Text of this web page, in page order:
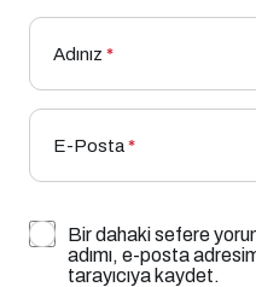
Adınız *
E-Posta*
Bir dahaki sefere
adımı, e-posta
tarayıcıya kaydet.